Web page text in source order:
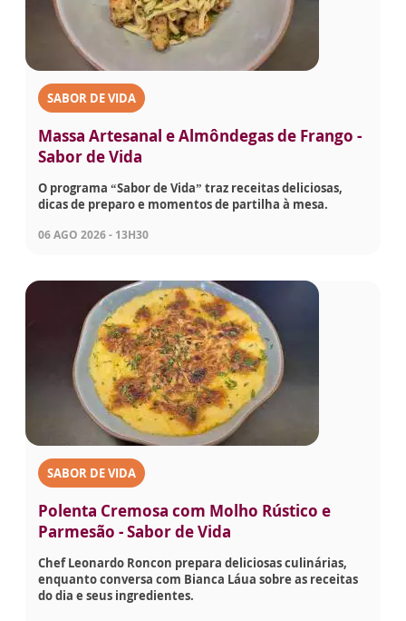
SABOR DE VIDA
Massa Artesanal e Almôndegas de Frango -
Sabor de Vida
O programa “Sabor de Vida” traz receitas deliciosas,
dicas de preparo e momentos de partilha à mesa.
06 AGO 2026 - 13H30
SABOR DE VIDA
Polenta Cremosa com Molho Rústico e
Parmesão - Sabor de Vida
Chef Leonardo Roncon prepara deliciosas culinárias,
enquanto conversa com Bianca Láua sobre as receitas
do dia e seus ingredientes.